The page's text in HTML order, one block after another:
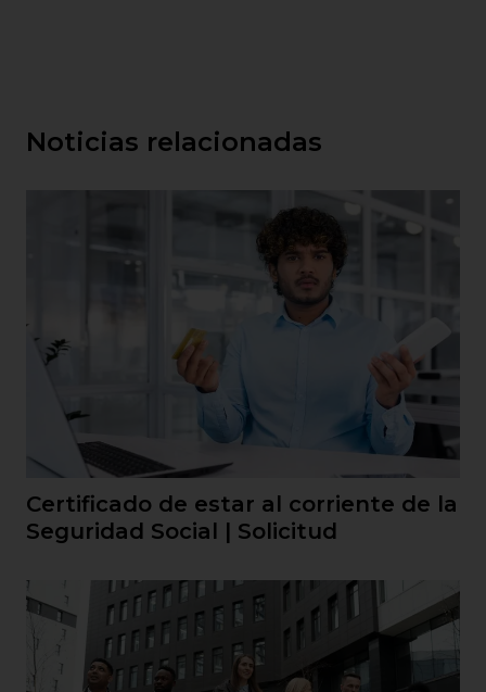
Noticias relacionadas
Certificado de estar al corriente de la
Seguridad Social | Solicitud